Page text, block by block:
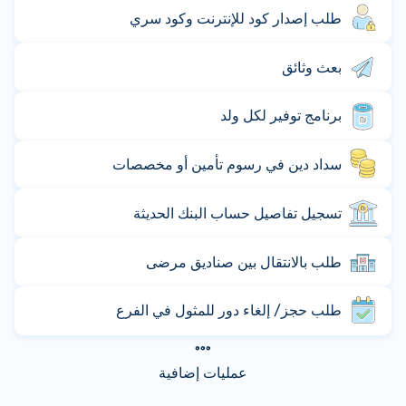
طلب إصدار كود للإنترنت وكود سري
بعث وثائق
برنامج توفير لكل ولد
سداد دين في رسوم تأمين أو مخصصات
تسجيل تفاصيل حساب البنك الحديثة
طلب بالانتقال بين صناديق مرضى
طلب حجز/ إلغاء دور للمثول في الفرع
عمليات إضافية